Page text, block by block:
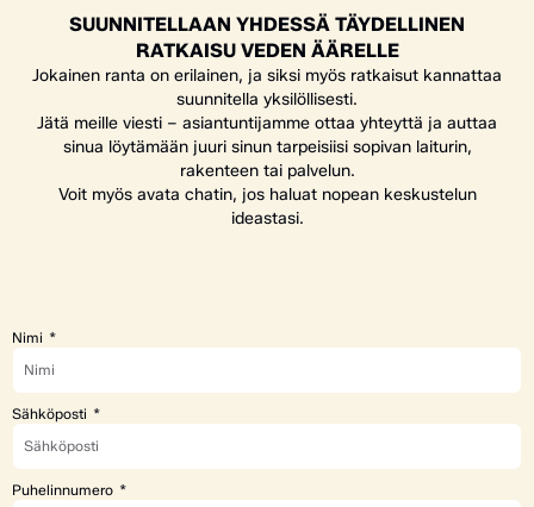
SUUNNITELLAAN YHDESSÄ TÄYDELLINEN
RATKAISU VEDEN ÄÄRELLE
Jokainen ranta on erilainen, ja siksi myös ratkaisut kannattaa
suunnitella yksilöllisesti.
Jätä meille viesti – asiantuntijamme ottaa yhteyttä ja auttaa
sinua löytämään juuri sinun tarpeisiisi sopivan laiturin,
rakenteen tai palvelun.
Voit myös avata chatin, jos haluat nopean keskustelun
ideastasi.
Nimi
Sähköposti
Puhelinnumero